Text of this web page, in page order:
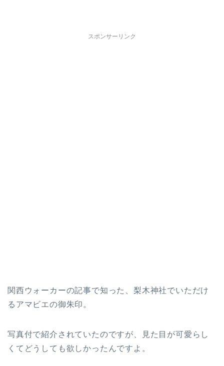
スポンサーリンク
関西ウォーカーの記事で知った、梨木神社でいただけ
るアマビエの御朱印。
写真付で紹介されていたのですが、見た目が可愛らし
くてどうしても欲しかったんですよ。